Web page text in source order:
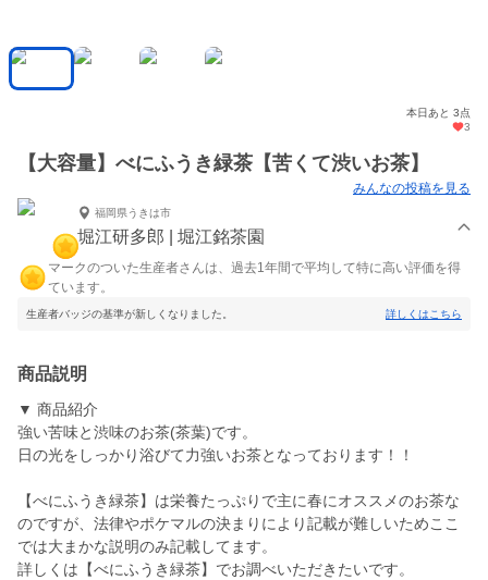
本日あと 3点
3
【大容量】べにふうき緑茶【苦くて渋いお茶】
みんなの投稿を見る
福岡県うきは市
堀江研多郎 | 堀江銘茶園
マークのついた生産者さんは、過去1年間で平均して特に高い評価を得
ています。
生産者バッジの基準が新しくなりました。 詳しくはこちら
商品説明
▼ 商品紹介
強い苦味と渋味のお茶(茶葉)です。
日の光をしっかり浴びて力強いお茶となっております！！
【べにふうき緑茶】は栄養たっぷりで主に春にオススメのお茶な
のですが、法律やポケマルの決まりにより記載が難しいためここ
では大まかな説明のみ記載してます。
詳しくは【べにふうき緑茶】でお調べいただきたいです。